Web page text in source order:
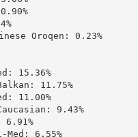
Oroqen: 0.23%
15.36%
11.75%
11.00%
9.43%
6.91%
Med: 6.55%